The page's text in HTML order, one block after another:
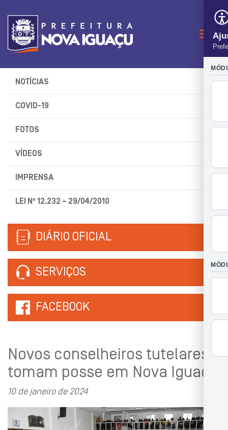
NOTÍCIAS
COVID-19
FOTOS
VÍDEOS
IMPRENSA
LEI Nº 12.232 – 29/04/2010
DIÁRIO OFICIAL
SERVIÇOS
FACEBOOK
Novos conselheiros tutelares
tomam posse em Nova Iguaçu
10 de janeiro de 2024